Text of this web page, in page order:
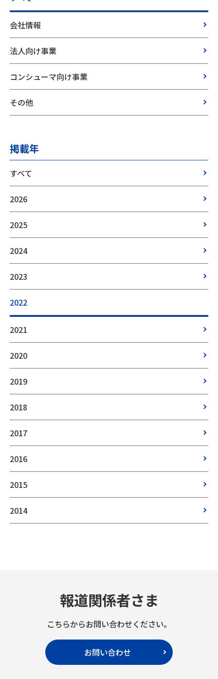
会社情報
法人向け事業
コンシューマ向け事業
その他
掲載年
すべて
2026
2025
2024
2023
2022
2021
2020
2019
2018
2017
2016
2015
2014
報道関係者さま
こちらからお問い合わせください。
お問い合わせ